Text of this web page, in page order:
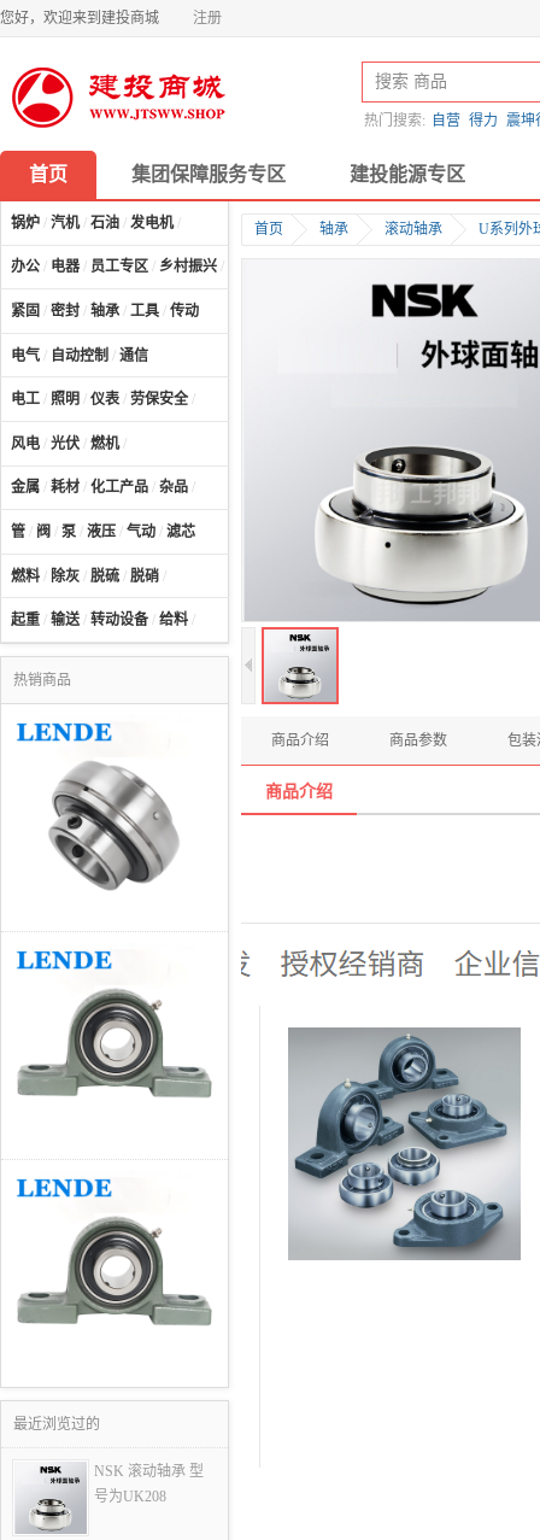
您好，欢迎来到建投商城 注册
热门搜索: 自营 得力 震坤
首页 集团保障服务专区 建投能源专区
锅炉 / 汽机/ 石油 / 发电机/
办公 / 电器 / 员工专区 / 乡村振兴 /
紧固 / 密封 / 轴承 / 工具 / 传动
电气 / 自动控制 / 通信
电工 / 照明 / 仪表 / 劳保安全 /
风电 / 光伏 / 燃机/
金属 / 耗材 / 化工产品 / 杂品 /
管 / 阀 / 泵 / 液压 / 气动 / 滤芯
燃料 / 除灰 / 脱硫 / 脱硝 /
起重 / 输送/ 转动设备 / 给料 /
热销商品
最近浏览过的
NSK 滚动轴承 型
号为UK208
首页 轴承 滚动轴承 U系列外
商品介绍 商品参数 包装
商品介绍